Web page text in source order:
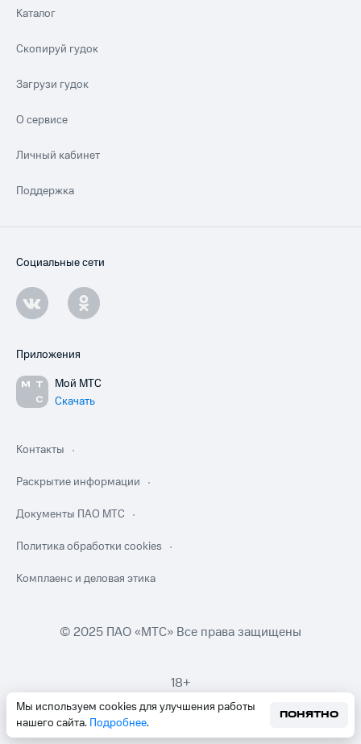
Мы используем cookies для улучшения работы
нашего сайта. Подробнее.
ПОНЯТНО
Каталог
Скопируй гудок
Загрузи гудок
О сервисе
Личный кабинет
Поддержка
Социальные сети
Приложения
Мой МТС
Скачать
Контакты
Раскрытие информации
Документы ПАО МТС
Политика обработки cookies
Комплаенс и деловая этика
© 2025 ПАО «МТС» Все права защищены
18+